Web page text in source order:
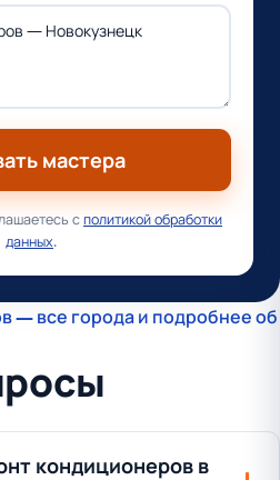
мастера
сполитикой обработки
данных.
— все города и подробнее об
кондиционеров в